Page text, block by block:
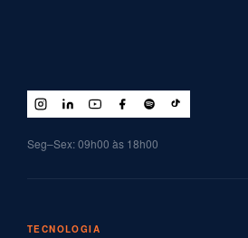
Seg–Sex: 09h00 às 18h00
TECNOLOGIA